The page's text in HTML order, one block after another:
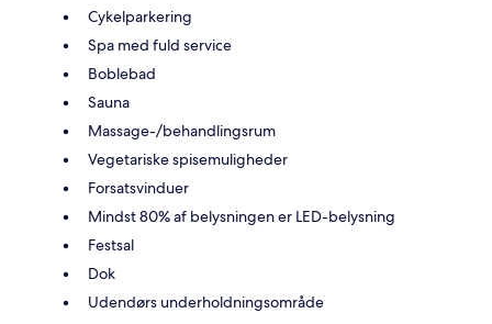
Cykelparkering
Spa med fuld service
Boblebad
Sauna
Massage-/behandlingsrum
Vegetariske spisemuligheder
Forsatsvinduer
Mindst 80% af belysningen er LED-belysning
Festsal
Dok
Udendørs underholdningsområde